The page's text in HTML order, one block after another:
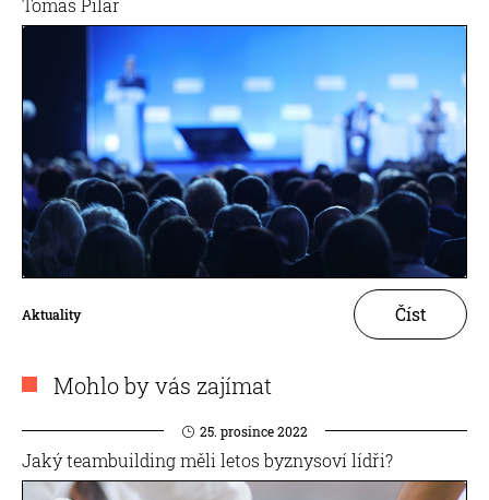
Tomáš Pilař
Aktuality Číst
Mohlo by vás zajímat
25. prosince 2022
Jaký teambuilding měli letos byznysoví lídři?